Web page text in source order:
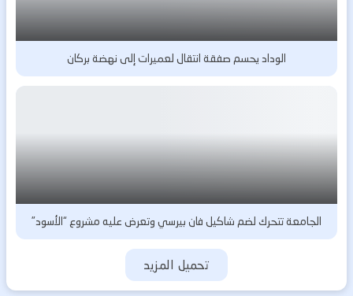
الوداد يحسم صفقة انتقال لعميرات إلى نهضة بركان
الجامعة تتحرك لضم شاكيل فان بيرسي وتعرض عليه مشروع “الأسود”
تحميل المزيد